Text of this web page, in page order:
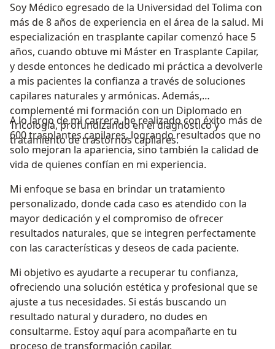
Soy Médico egresado de la Universidad del Tolima con
más de 8 años de experiencia en el área de la salud. Mi
especialización en trasplante capilar comenzó hace 5
años, cuando obtuve mi Máster en Trasplante Capilar,
y desde entonces he dedicado mi práctica a devolverle
a mis pacientes la confianza a través de soluciones
capilares naturales y armónicas. Además,
complementé mi formación con un Diplomado en
Tricología, profundizando en el diagnóstico y
tratamiento de trastornos capilares.
A lo largo de mi carrera, he realizado con éxito más de
600 trasplantes capilares, logrando resultados que no
solo mejoran la apariencia, sino también la calidad de
vida de quienes confían en mi experiencia.
Mi enfoque se basa en brindar un tratamiento
personalizado, donde cada caso es atendido con la
mayor dedicación y el compromiso de ofrecer
resultados naturales, que se integren perfectamente
con las características y deseos de cada paciente.
Mi objetivo es ayudarte a recuperar tu confianza,
ofreciendo una solución estética y profesional que se
ajuste a tus necesidades. Si estás buscando un
resultado natural y duradero, no dudes en
consultarme. Estoy aquí para acompañarte en tu
proceso de transformación capilar.